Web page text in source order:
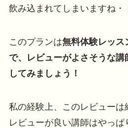
飲み込まれてしまいますね・
このプランは無料体験レッス
で、レビューがよさそうな講
してみましょう！
私の経験上、このレビューは
レビューが良い講師はやっ